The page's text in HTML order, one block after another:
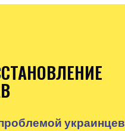
украинцев